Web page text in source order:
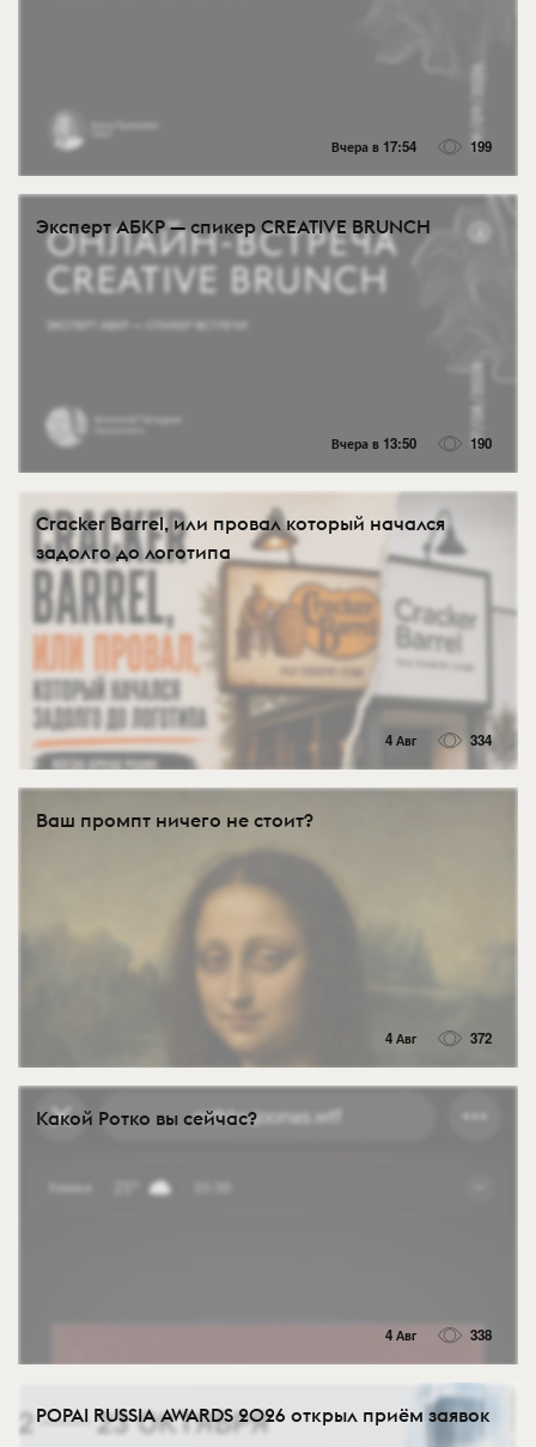
Вчера в 17:54 199
Эксперт АБКР — спикер CREATIVE BRUNCH
Вчера в 13:50 190
Cracker Barrel, или провал который начался
задолго до логотипа
4 Авг 334
Ваш промпт ничего не стоит?
4 Авг 372
Какой Ротко вы сейчас?
4 Авг 338
POPAI RUSSIA AWARDS 2026 открыл приём заявок